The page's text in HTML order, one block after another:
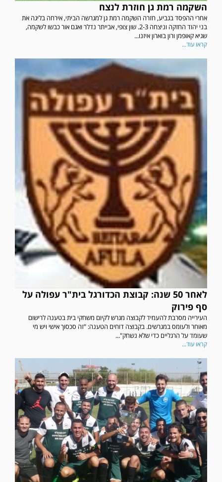
השקמה רמת גן חוזרת לנצח
אחרי ההפסד בגביע, חזרה השקמה רמת גן למגרשה הביתי, אירחה בליגה את
בני יהוד החזקה וניצחה 2-3. שון צופי, אבייתר נדלר ואגם אור כבשו לשקמה,
שגיא קאופמן ורון בוארון איזנו...
קראו עוד...
לאחר 50 שנה: קבוצת הכדורגל בית"ר עפולה על
סף פירוק
העירייה מסרבת להעמיד לקבוצה מגרש לקיום משחקי בית בטענה לרישום
מאוחר ולעומס במגרשים. בקבוצה דוחים הטענה: "זה סכסוך אישי ויש מי
שעומד על הרגליים כדי שלא נשחק"...
קראו עוד...